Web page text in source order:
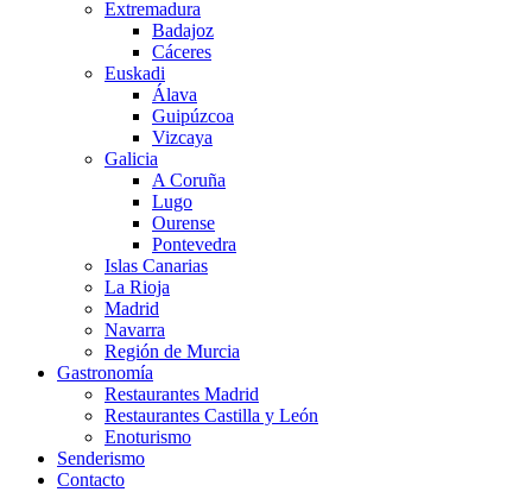
Extremadura
Badajoz
Cáceres
Euskadi
Álava
Guipúzcoa
Vizcaya
Galicia
A Coruña
Lugo
Ourense
Pontevedra
Islas Canarias
La Rioja
Madrid
Navarra
Región de Murcia
Gastronomía
Restaurantes Madrid
Restaurantes Castilla y León
Enoturismo
Senderismo
Contacto